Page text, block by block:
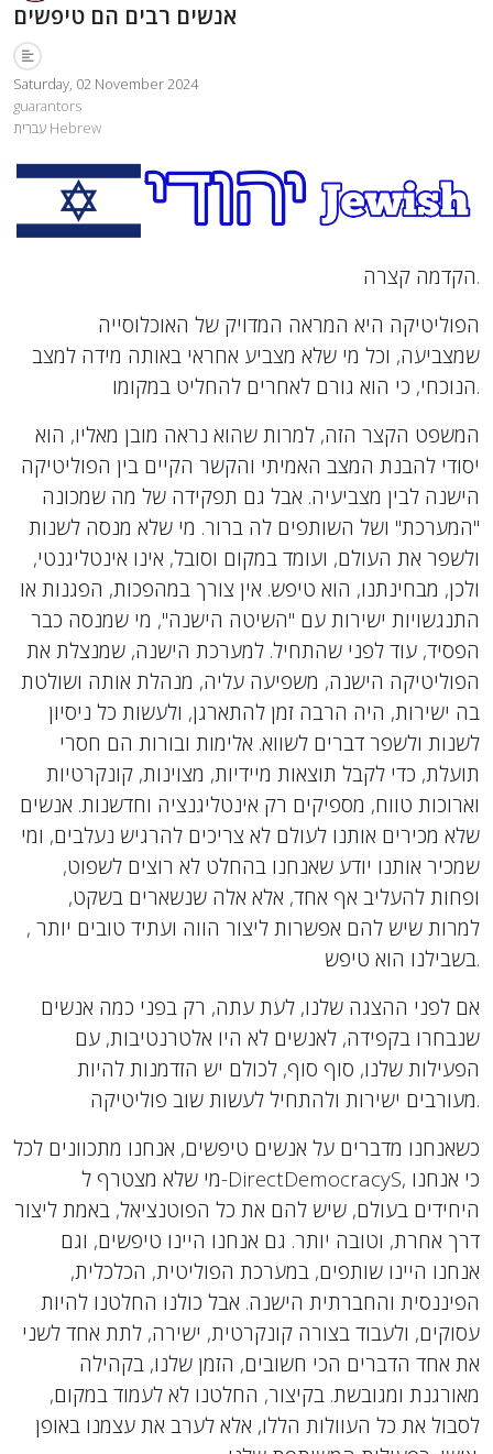
אנשים רבים הם טיפשים
Saturday, 02 November 2024
guarantors
עִברִית Hebrew
הקדמה קצרה.
הפוליטיקה היא המראה המדויק של האוכלוסייה
שמצביעה, וכל מי שלא מצביע אחראי באותה מידה למצב
הנוכחי, כי הוא גורם לאחרים להחליט במקומו.
המשפט הקצר הזה, למרות שהוא נראה מובן מאליו, הוא
יסודי להבנת המצב האמיתי והקשר הקיים בין הפוליטיקה
הישנה לבין מצביעיה. אבל גם תפקידה של מה שמכונה
"המערכת" ושל השותפים לה ברור. מי שלא מנסה לשנות
ולשפר את העולם, ועומד במקום וסובל, אינו אינטליגנטי,
ולכן, מבחינתנו, הוא טיפש. אין צורך במהפכות, הפגנות או
התנגשויות ישירות עם "השיטה הישנה", מי שמנסה כבר
הפסיד, עוד לפני שהתחיל. למערכת הישנה, שמנצלת את
הפוליטיקה הישנה, משפיעה עליה, מנהלת אותה ושולטת
בה ישירות, היה הרבה זמן להתארגן, ולעשות כל ניסיון
לשנות ולשפר דברים לשווא. אלימות ובורות הם חסרי
תועלת, כדי לקבל תוצאות מיידיות, מצוינות, קונקרטיות
וארוכות טווח, מספיקים רק אינטליגנציה וחדשנות. אנשים
שלא מכירים אותנו לעולם לא צריכים להרגיש נעלבים, ומי
שמכיר אותנו יודע שאנחנו בהחלט לא רוצים לשפוט,
ופחות להעליב אף אחד, אלא אלה שנשארים בשקט,
למרות שיש להם אפשרות ליצור הווה ועתיד טובים יותר ,
בשבילנו הוא טיפש.
אם לפני ההצגה שלנו, לעת עתה, רק בפני כמה אנשים
שנבחרו בקפידה, לאנשים לא היו אלטרנטיבות, עם
הפעילות שלנו, סוף סוף, לכולם יש הזדמנות להיות
מעורבים ישירות ולהתחיל לעשות שוב פוליטיקה.
כשאנחנו מדברים על אנשים טיפשים, אנחנו מתכוונים לכל
מי שלא מצטרף ל-DirectDemocracyS, כי אנחנו
היחידים בעולם, שיש להם את כל הפוטנציאל, באמת ליצור
דרך אחרת, וטובה יותר. גם אנחנו היינו טיפשים, וגם
אנחנו היינו שותפים, במערכת הפוליטית, הכלכלית,
הפיננסית והחברתית הישנה. אבל כולנו החלטנו להיות
עסוקים, ולעבוד בצורה קונקרטית, ישירה, לתת אחד לשני
את אחד הדברים הכי חשובים, הזמן שלנו, בקהילה
מאורגנת ומגובשת. בקיצור, החלטנו לא לעמוד במקום,
לסבול את כל העוולות הללו, אלא לערב את עצמנו באופן